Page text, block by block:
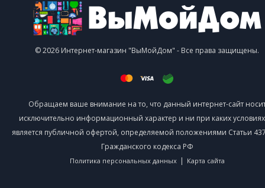
© 2026 Интернет-магазин "ВыМойДом" - Все права защищены.
Обращаем ваше внимание на то, что данный интернет-сайт
исключительно информационный характер и ни при каких
является публичной офертой, определяемой положениями Статьи
Гражданского кодекса РФ
Политика персональных данных | Карта сайта